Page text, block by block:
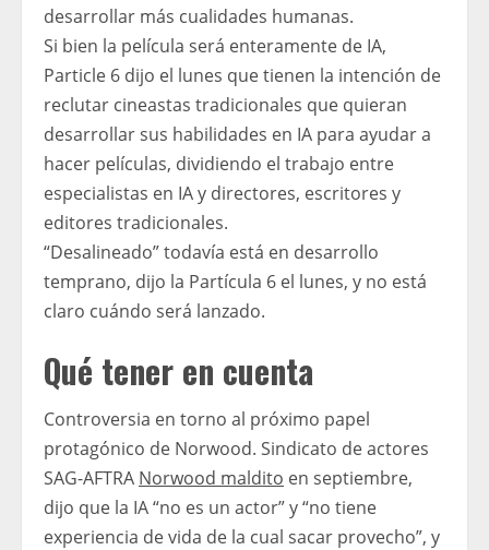
desarrollar más cualidades humanas.
Si bien la película será enteramente de IA,
Particle 6 dijo el lunes que tienen la intención de
reclutar cineastas tradicionales que quieran
desarrollar sus habilidades en IA para ayudar a
hacer películas, dividiendo el trabajo entre
especialistas en IA y directores, escritores y
editores tradicionales.
“Desalineado” todavía está en desarrollo
temprano, dijo la Partícula 6 el lunes, y no está
claro cuándo será lanzado.
Qué tener en cuenta
Controversia en torno al próximo papel
protagónico de Norwood. Sindicato de actores
SAG-AFTRA Norwood maldito en septiembre,
dijo que la IA “no es un actor” y “no tiene
experiencia de vida de la cual sacar provecho”, y